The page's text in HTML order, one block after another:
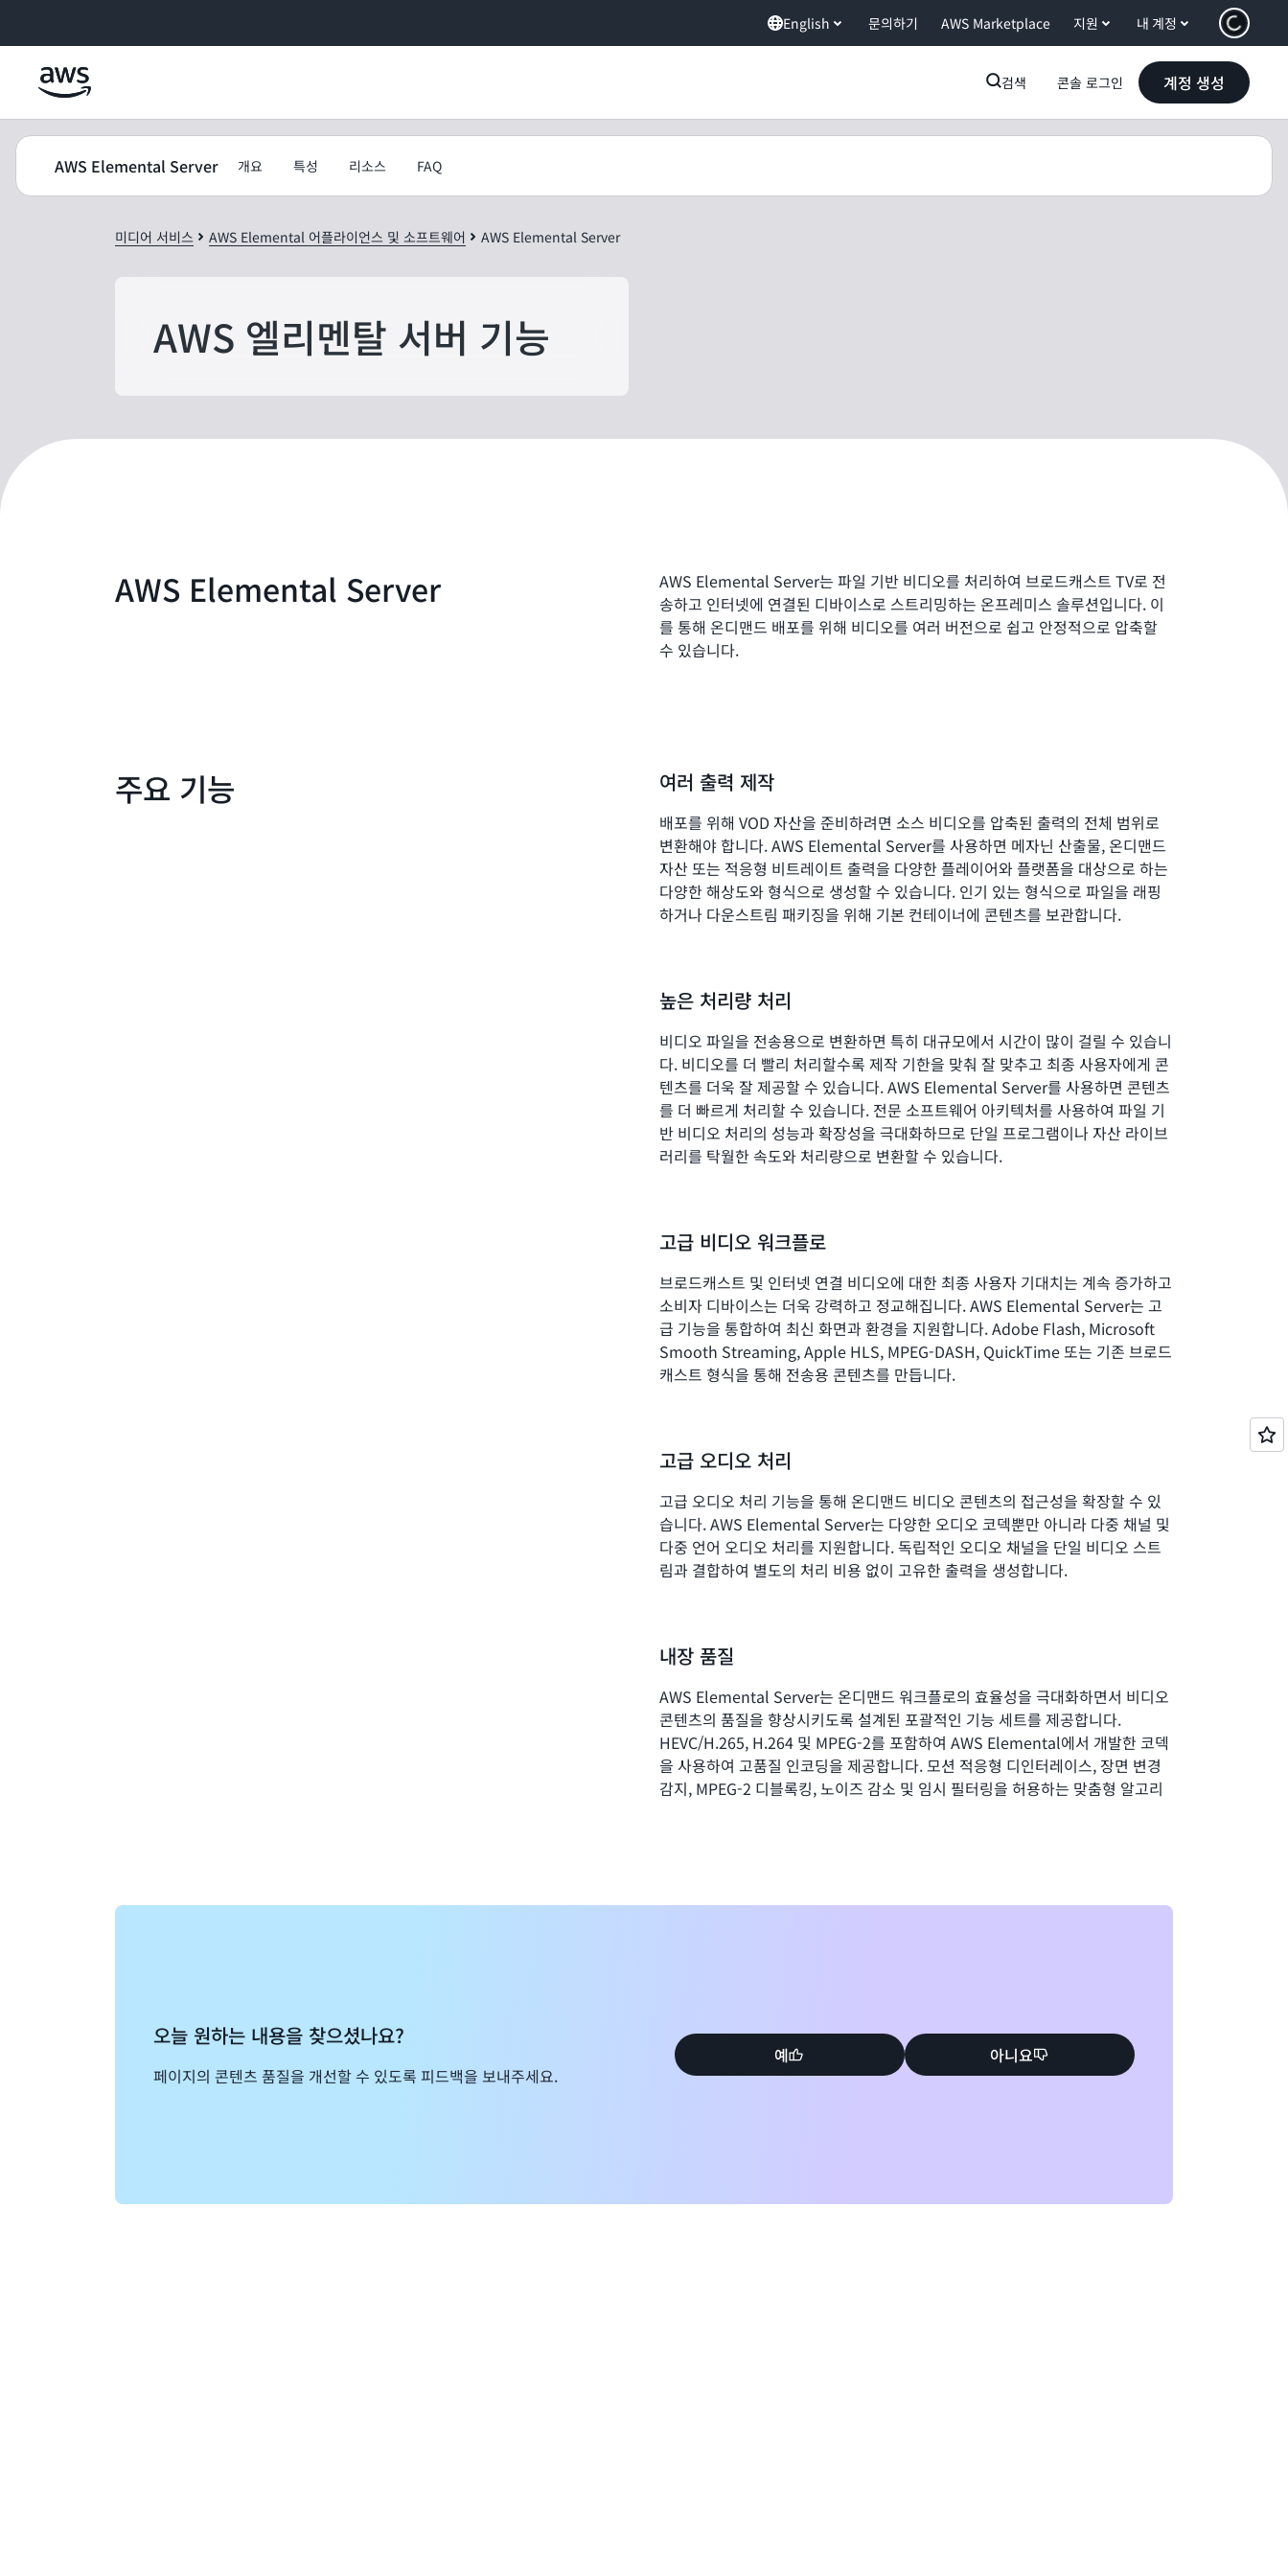
English 문의하기 AWS Marketplace 지원 내 계정
검색 콘솔 로그인 계정 생성
AWS Elemental Server 개요 특성 리소스 FAQ
미디어 서비스 AWS Elemental 어플라이언스 및 소프트웨어 AWS Elemental Server
AWS 엘리멘탈 서버 기능
AWS Elemental Server
AWS Elemental Server는 파일 기반 비디오를 처리하여 브로드캐스트 TV로 전
송하고 인터넷에 연결된 디바이스로 스트리밍하는 온프레미스 솔루션입니다. 이
를 통해 온디맨드 배포를 위해 비디오를 여러 버전으로 쉽고 안정적으로 압축할
수 있습니다.
주요 기능 여러 출력 제작
배포를 위해 VOD 자산을 준비하려면 소스 비디오를 압축된 출력의 전체 범위로
변환해야 합니다. AWS Elemental Server를 사용하면 메자닌 산출물, 온디맨드
자산 또는 적응형 비트레이트 출력을 다양한 플레이어와 플랫폼을 대상으로 하는
다양한 해상도와 형식으로 생성할 수 있습니다. 인기 있는 형식으로 파일을 래핑
하거나 다운스트림 패키징을 위해 기본 컨테이너에 콘텐츠를 보관합니다.
높은 처리량 처리
비디오 파일을 전송용으로 변환하면 특히 대규모에서 시간이 많이 걸릴 수 있습니
다. 비디오를 더 빨리 처리할수록 제작 기한을 맞춰 잘 맞추고 최종 사용자에게 콘
텐츠를 더욱 잘 제공할 수 있습니다. AWS Elemental Server를 사용하면 콘텐츠
를 더 빠르게 처리할 수 있습니다. 전문 소프트웨어 아키텍처를 사용하여 파일 기
반 비디오 처리의 성능과 확장성을 극대화하므로 단일 프로그램이나 자산 라이브
러리를 탁월한 속도와 처리량으로 변환할 수 있습니다.
고급 비디오 워크플로
브로드캐스트 및 인터넷 연결 비디오에 대한 최종 사용자 기대치는 계속 증가하고
소비자 디바이스는 더욱 강력하고 정교해집니다. AWS Elemental Server는 고
급 기능을 통합하여 최신 화면과 환경을 지원합니다. Adobe Flash, Microsoft
Smooth Streaming, Apple HLS, MPEG-DASH, QuickTime 또는 기존 브로드
캐스트 형식을 통해 전송용 콘텐츠를 만듭니다.
고급 오디오 처리
고급 오디오 처리 기능을 통해 온디맨드 비디오 콘텐츠의 접근성을 확장할 수 있
습니다. AWS Elemental Server는 다양한 오디오 코덱뿐만 아니라 다중 채널 및
다중 언어 오디오 처리를 지원합니다. 독립적인 오디오 채널을 단일 비디오 스트
림과 결합하여 별도의 처리 비용 없이 고유한 출력을 생성합니다.
내장 품질
AWS Elemental Server는 온디맨드 워크플로의 효율성을 극대화하면서 비디오
콘텐츠의 품질을 향상시키도록 설계된 포괄적인 기능 세트를 제공합니다.
HEVC/H.265, H.264 및 MPEG-2를 포함하여 AWS Elemental에서 개발한 코덱
을 사용하여 고품질 인코딩을 제공합니다. 모션 적응형 디인터레이스, 장면 변경
감지, MPEG-2 디블록킹, 노이즈 감소 및 임시 필터링을 허용하는 맞춤형 알고리
할 수 있습니다.
오늘 원하는 내용을 찾으셨나요?
페이지의 콘텐츠 품질을 개선할 수 있도록 피드백을 보내주세요.
예 아니요